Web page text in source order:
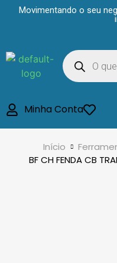
Movimentando o seu
Minha Conta
Início
BF CH FENDA CB